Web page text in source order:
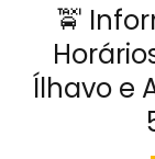
🚖
Ílhavo e